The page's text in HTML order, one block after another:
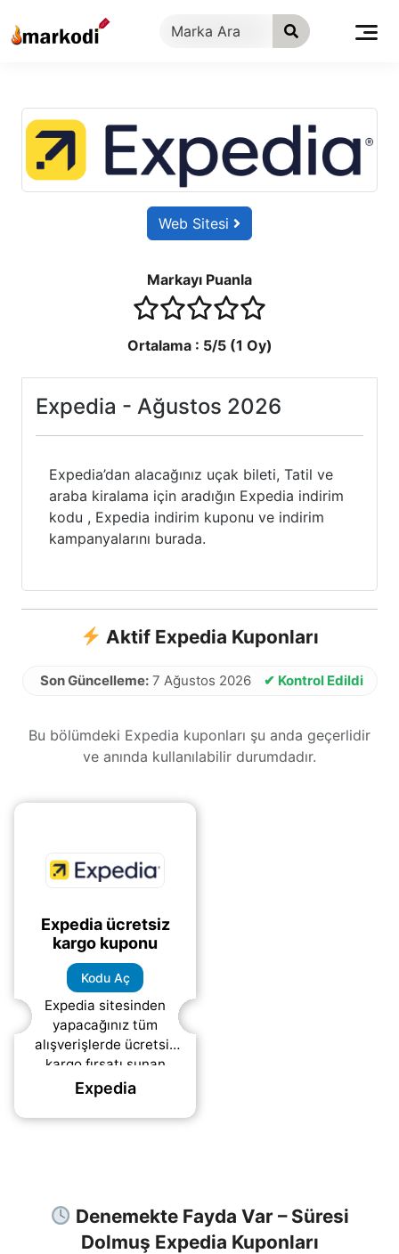
geç
Web Sitesi
Markayı Puanla
4 stars
3 stars
2 stars
1 stars
Ortalama : 5/5 (1 Oy)
Expedia - Ağustos 2026
Expedia’dan alacağınız uçak bileti, Tatil ve
araba kiralama için aradığın Expedia indirim
kodu , Expedia indirim kuponu ve indirim
kampanyalarını burada.
Aktif Expedia Kuponları
Son Güncelleme:7 Ağustos 2026 ✔ Kontrol Edildi
Bu bölümdeki Expedia kuponları şu anda geçerlidir
ve anında kullanılabilir durumdadır.
Expedia ücretsiz
kargo kuponu
Kodu Aç
Expedia sitesinden
yapacağınız tüm
alışverişlerde ücretsiz
kargo fırsatı sunan
kupon kodu.
Expedia
Denemekte Fayda Var – Süresi
Dolmuş Expedia Kuponları